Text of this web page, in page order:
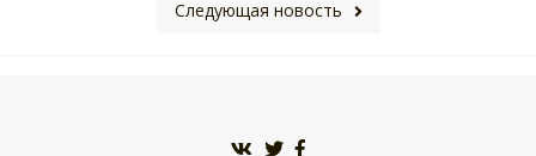
Следующая новость